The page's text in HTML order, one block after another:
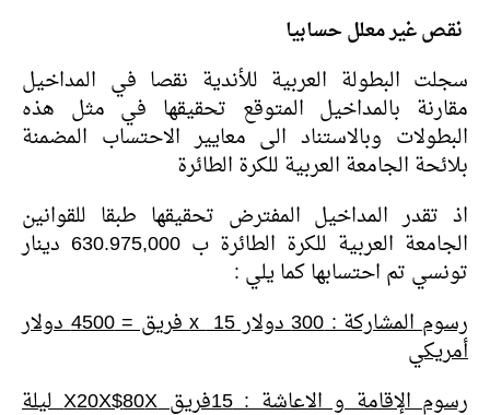
نقص غير معلل حسابيا
سجلت البطولة العربية للأندية نقصا في المداخيل
مقارنة بالمداخيل المتوقع تحقيقها في مثل هذه
البطولات وبالاستناد الى معايير الاحتساب المضمنة
بلائحة الجامعة العربية للكرة الطائرة
اذ تقدر المداخيل المفترض تحقيقها طبقا للقوانين
الجامعة العربية للكرة الطائرة ب 630.975,000 دينار
تونسي تم احتسابها كما يلي :
رسوم المشاركة : 300 دولار
x 15 فريق = 4500 دولار
أمريكي
رسوم الإقامة و الاعاشة : 15فريق
X20X$80 X ليلة